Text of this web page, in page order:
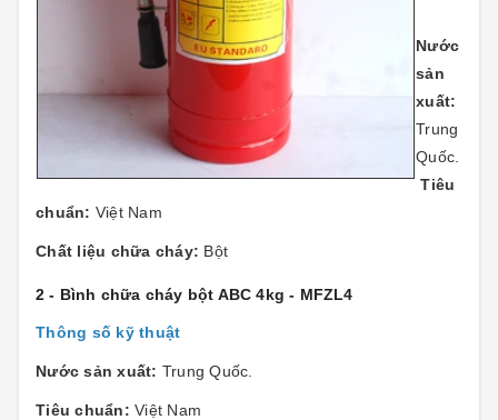
Nước
sản
xuất:
Trung
Quốc.
Tiêu
chuẩn: Việt Nam
Chất liệu chữa cháy: Bột
2 - Bình chữa cháy bột ABC 4kg - MFZL4
Thông số kỹ thuật
Nước sản xuất: Trung Quốc.
Tiêu chuẩn: Việt Nam